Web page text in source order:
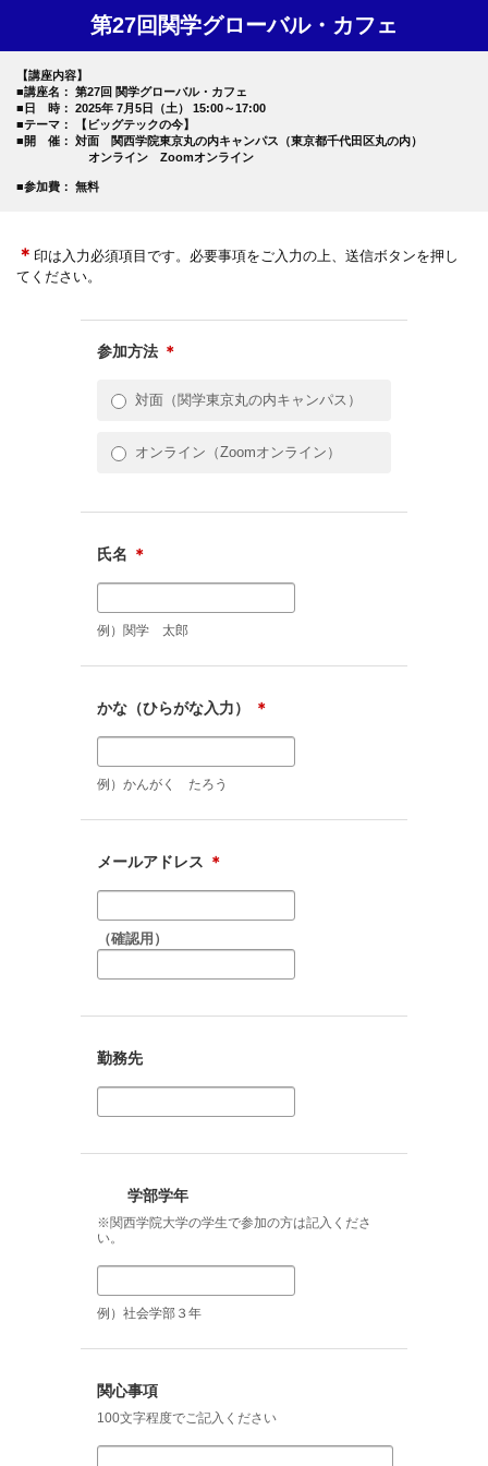
第27回関学グローバル・カフェ
【講座内容】
■講座名： 第27回 関学グローバル・カフェ
■日 時： 2025年 7月5日（土） 15:00～17:00
■テーマ： 【ビッグテックの今】
■開 催： 対面 関西学院東京丸の内キャンパス（東京都千代田区丸の内）
オンライン Zoomオンライン
■参加費： 無料
＊ 印は入力必須項目です。必要事項をご入力の上、送信ボタンを押し
てください。
参加方法 ＊
対面（関学東京丸の内キャンパス）
オンライン（Zoomオンライン）
氏名 ＊
例）関学 太郎
かな（ひらがな入力） ＊
例）かんがく たろう
メールアドレス ＊
（確認用）
勤務先
学部学年
※関西学院大学の学生で参加の方は記入くださ
い。
例）社会学部３年
関心事項
100文字程度でご記入ください